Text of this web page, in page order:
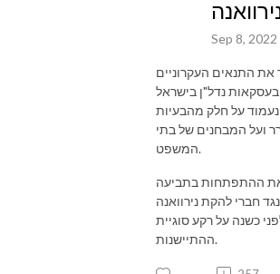
Sep 8, 2022
את התנאים העקרוניים
נדל"ן בישראל
נעמוד על חלק מהבעיות
ועל המבחנים של בתי
המשפט.
את ההתפתחות בתביעה
חברי להקת נירוואנה
כשנה על רקע סוגיית
ההתיישנות.